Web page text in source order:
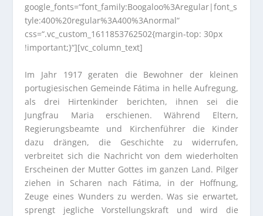
google_fonts=“font_family:Boogaloo%3Aregular|font_s
tyle:400%20regular%3A400%3Anormal“
css=“.vc_custom_1611853762502{margin-top: 30px
!important;}“][vc_column_text]
Im Jahr 1917 geraten die Bewohner der kleinen
portugiesischen Gemeinde Fátima in helle Aufregung,
als drei Hirtenkinder berichten, ihnen sei die
Jungfrau Maria erschienen. Während Eltern,
Regierungsbeamte und Kirchenführer die Kinder
dazu drängen, die Geschichte zu widerrufen,
verbreitet sich die Nachricht von dem wiederholten
Erscheinen der Mutter Gottes im ganzen Land. Pilger
ziehen in Scharen nach Fátima, in der Hoffnung,
Zeuge eines Wunders zu werden. Was sie erwartet,
sprengt jegliche Vorstellungskraft und wird die